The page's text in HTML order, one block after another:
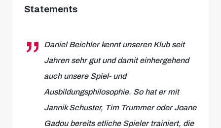
Statements
Daniel Beichler kennt unseren Klub seit
Jahren sehr gut und damit einhergehend
auch unsere Spiel- und
Ausbildungsphilosophie. So hat er mit
Jannik Schuster, Tim Trummer oder Joane
Gadou bereits etliche Spieler trainiert, die